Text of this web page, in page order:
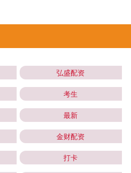
弘盛配资
考生
最新
金财配资
打卡